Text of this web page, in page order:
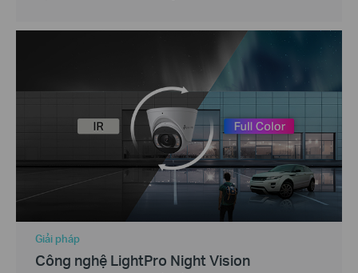
Giải pháp
Công nghệ LightPro Night Vision